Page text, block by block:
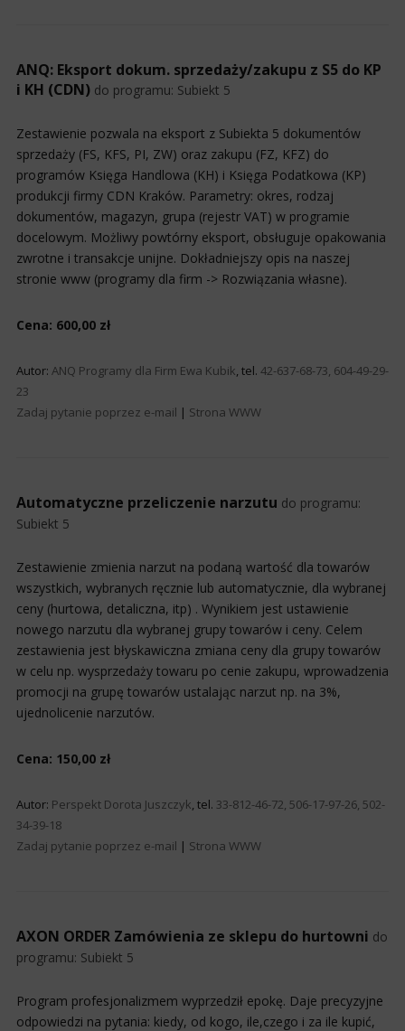
ANQ: Eksport dokum. sprzedaży/zakupu z S5 do KP
i KH (CDN) do programu: Subiekt 5
Zestawienie pozwala na eksport z Subiekta 5 dokumentów
sprzedaży (FS, KFS, PI, ZW) oraz zakupu (FZ, KFZ) do
programów Księga Handlowa (KH) i Księga Podatkowa (KP)
produkcji firmy CDN Kraków. Parametry: okres, rodzaj
dokumentów, magazyn, grupa (rejestr VAT) w programie
docelowym. Możliwy powtórny eksport, obsługuje opakowania
zwrotne i transakcje unijne. Dokładniejszy opis na naszej
stronie www (programy dla firm -> Rozwiązania własne).
Cena: 600,00 zł
Autor: ANQ Programy dla Firm Ewa Kubik, tel. 42-637-68-73, 604-49-29-
23
Zadaj pytanie poprzez e-mail | Strona WWW
Automatyczne przeliczenie narzutu do programu:
Subiekt 5
Zestawienie zmienia narzut na podaną wartość dla towarów
wszystkich, wybranych ręcznie lub automatycznie, dla wybranej
ceny (hurtowa, detaliczna, itp) . Wynikiem jest ustawienie
nowego narzutu dla wybranej grupy towarów i ceny. Celem
zestawienia jest błyskawiczna zmiana ceny dla grupy towarów
w celu np. wysprzedaży towaru po cenie zakupu, wprowadzenia
promocji na grupę towarów ustalając narzut np. na 3%,
ujednolicenie narzutów.
Cena: 150,00 zł
Autor: Perspekt Dorota Juszczyk, tel. 33-812-46-72, 506-17-97-26, 502-
34-39-18
Zadaj pytanie poprzez e-mail | Strona WWW
AXON ORDER Zamówienia ze sklepu do hurtowni do
programu: Subiekt 5
Program profesjonalizmem wyprzedził epokę. Daje precyzyjne
odpowiedzi na pytania: kiedy, od kogo, ile,czego i za ile kupić,